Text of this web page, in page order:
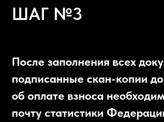
ШАГ №3
После заполнения всех
подписанные скан-копии
об оплате взноса
почту статистики